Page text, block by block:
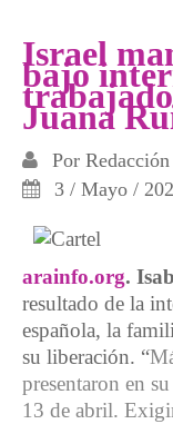
una
Israel
bajo
Juana
Por Redacción
3 / Mayo /
arainfo.org.
resultado de la
española, la
su liberación. “
presentaron en
13 de abril.